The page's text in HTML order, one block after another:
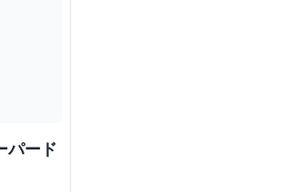
パード